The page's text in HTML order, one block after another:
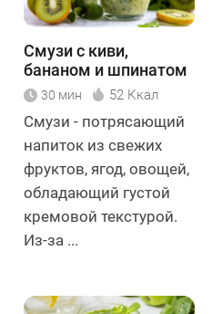
Смузи с киви,
бананом и шпинатом
30 мин 52 Ккал
Смузи - потрясающий
напиток из свежих
фруктов, ягод, овощей,
обладающий густой
кремовой текстурой.
Из-за ...